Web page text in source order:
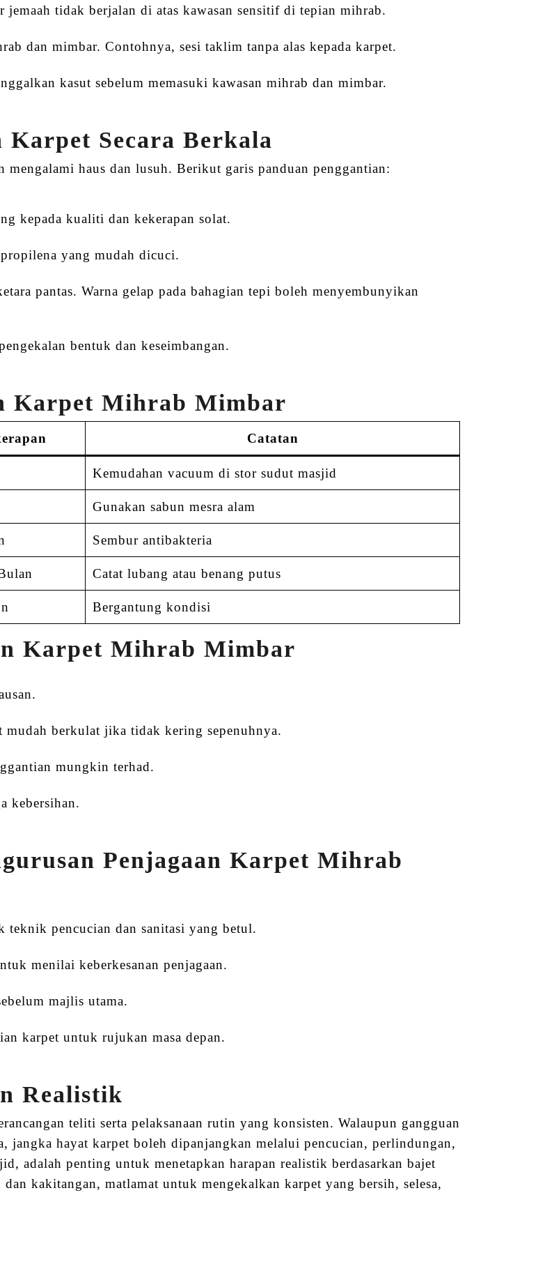
jemaah tidak berjalan di atas kawasan sensitif di tepian mihrab.
dan mimbar. Contohnya, sesi taklim tanpa alas kepada karpet.
kasut sebelum memasuki kawasan mihrab dan mimbar.
Karpet Secara Berkala
mengalami haus dan lusuh. Berikut garis panduan penggantian:
kepada kualiti dan kekerapan solat.
yang mudah dicuci.
pantas. Warna gelap pada bahagian tepi boleh menyembunyikan
bentuk dan keseimbangan.
Karpet Mihrab Mimbar
Catatan
Kemudahan vacuum di stor sudut masjid
Gunakan sabun mesra alam
Sembur antibakteria
Catat lubang atau benang putus
Bergantung kondisi
Karpet Mihrab Mimbar
berkulat jika tidak kering sepenuhnya.
mungkin terhad.
kebersihan.
Penjagaan Karpet Mihrab
teknik pencucian dan sanitasi yang betul.
menilai keberkesanan penjagaan.
majlis utama.
karpet untuk rujukan masa depan.
Realistik
teliti serta pelaksanaan rutin yang konsisten. Walaupun gangguan
jangka hayat karpet boleh dipanjangkan melalui pencucian, perlindungan,
adalah penting untuk menetapkan harapan realistik berdasarkan bajet
kakitangan, matlamat untuk mengekalkan karpet yang bersih, selesa,